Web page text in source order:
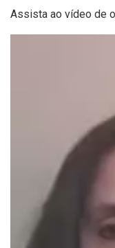
Assista ao vídeo de